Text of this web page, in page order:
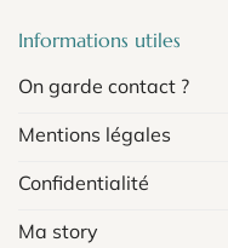
Informations utiles
On garde contact ?
Mentions légales
Confidentialité
Ma story